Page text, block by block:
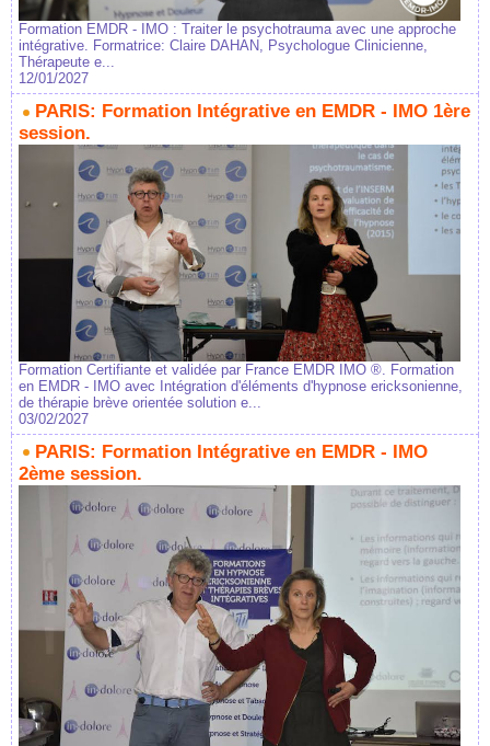
Formation EMDR - IMO : Traiter le psychotrauma avec une approche
intégrative. Formatrice: Claire DAHAN, Psychologue Clinicienne,
Thérapeute e...
12/01/2027
PARIS: Formation Intégrative en EMDR - IMO 1ère
session.
Formation Certifiante et validée par France EMDR IMO ®. Formation
en EMDR - IMO avec Intégration d'éléments d'hypnose ericksonienne,
de thérapie brève orientée solution e...
03/02/2027
PARIS: Formation Intégrative en EMDR - IMO
2ème session.